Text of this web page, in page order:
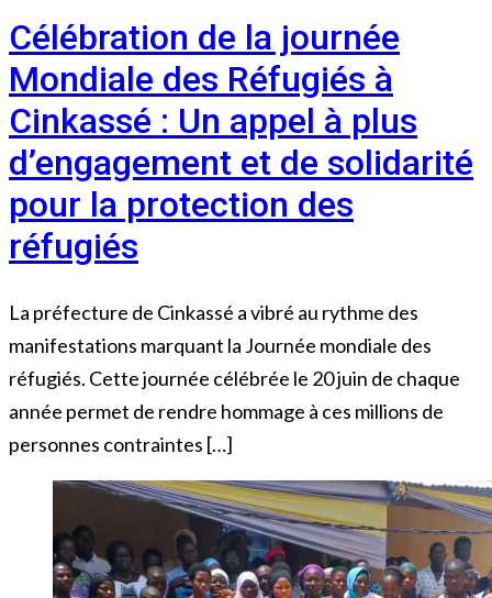
Célébration de la journée
Mondiale des Réfugiés à
Cinkassé : Un appel à plus
d’engagement et de solidarité
pour la protection des
réfugiés
La préfecture de Cinkassé a vibré au rythme des
manifestations marquant la Journée mondiale des
réfugiés. Cette journée célébrée le 20 juin de chaque
année permet de rendre hommage à ces millions de
personnes contraintes […]